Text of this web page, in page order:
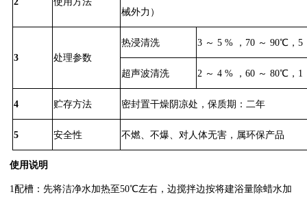
械外力）
3 处理参数
热浸清洗 3 ～ 5 % ，70 ～ 90℃，5
超声波清洗 2 ～ 4 % ，60 ～ 80℃，1
4 贮存方法 密封置干燥阴凉处，保质期：二年
5 安全性 不燃、不爆、对人体无害，属环保产品
使用说明
1配槽：先将洁净水加热至50℃左右，边搅拌边按将建浴量除蜡水加